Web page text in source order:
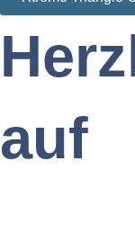
auf